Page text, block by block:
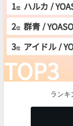
ランキ